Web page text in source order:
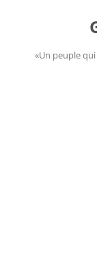
«Un peuple